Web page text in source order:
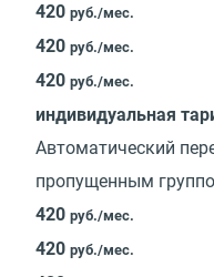
420 руб./мес.
420 руб./мес.
420 руб./мес.
индивидуальная
Автоматический
пропущенным
420 руб./мес.
420 руб./мес.